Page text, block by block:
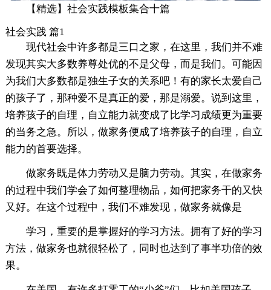
【精选】社会实践模板集合十篇
社会实践 篇1
现代社会中许多都是三口之家，在这里，我们并不难
发现其实大多数养尊处优的不是父母，而是我们。可能因
为我们大多数都是独生子女的关系吧！有的家长太爱自己
的孩子了，那种爱不是真正的爱，那是溺爱。说到这里，
培养孩子的自理，自立能力就变成了比学习成绩更为重要
的当务之急。所以，做家务便成了培养孩子的自理，自立
能力的首要选择。
做家务既是体力劳动又是脑力劳动。其实，在做家务
的过程中我们学会了如何整理物品，如何把家务干的又快
又好。在这个过程中，我们不难发现，做家务就像是
学习，重要的是掌握好的学习方法。拥有了好的学习
方法，做家务也就很轻松了，同时也达到了事半功倍的效
果。